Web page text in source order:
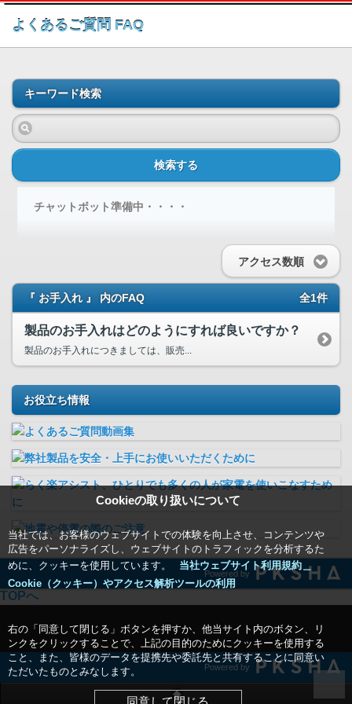
このページの本文へ
よくあるご質問 FAQ
Cookieの取り扱いについて
当社では、お客様のウェブサイトでの体験を向上させ、コンテンツや
広告をパーソナライズし、ウェブサイトのトラフィックを分析するた
めに、クッキーを使用しています。
当社ウェブサイト利用規約＿
Cookie（クッキー）やアクセス解析ツールの利用
右の「同意して閉じる」ボタンを押すか、他当サイト内のボタン、リ
ンクをクリックすることで、上記の目的のためにクッキーを使用する
こと、また、皆様のデータを提携先や委託先と共有することに同意い
ただいたものとみなします。
同意して閉じる
キーワード検索
検索する
チャットボット準備中・・・・
アクセス数順
『 お手入れ 』 内のFAQ 全1件
製品のお手入れはどのようにすれば良いですか？
製品のお手入れにつきましては、販売...
お役立ち情報
Powered by
TOPへ
Powered by